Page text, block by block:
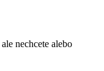
nechcete alebo